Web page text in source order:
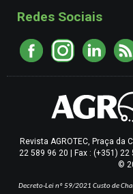
Redes Sociais
Revista AGROTEC, Praça da
22 589 96 20 | Fax : (+351)
©
Decreto-Lei nº 59/2021 Custo de